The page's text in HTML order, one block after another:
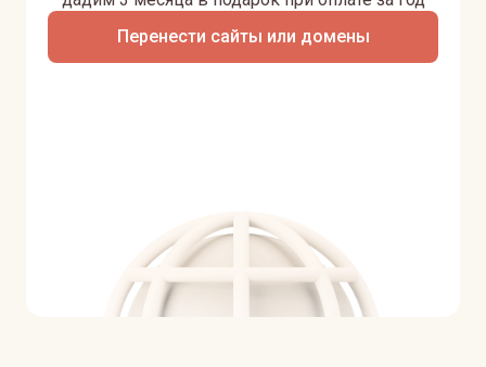
Перенести сайты или домены